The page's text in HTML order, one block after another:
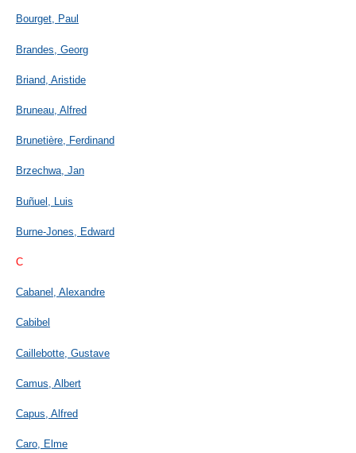
Bourget, Paul
Brandes, Georg
Briand, Aristide
Bruneau, Alfred
Brunetière, Ferdinand
Brzechwa, Jan
Buñuel, Luis
Burne-Jones, Edward
C
Cabanel, Alexandre
Cabibel
Caillebotte, Gustave
Camus, Albert
Capus, Alfred
Caro, Elme